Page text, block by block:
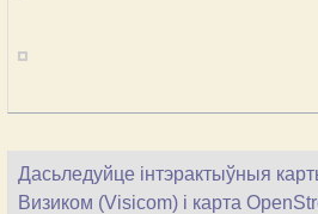
Дасьледуйце інтэрактыўныя
Визиком (Visicom) і карта